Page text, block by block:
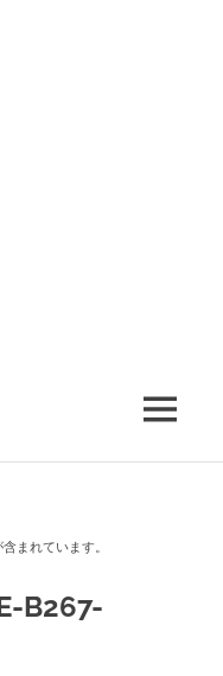
MENU
まれています。
B267-